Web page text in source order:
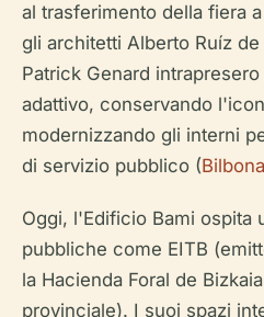
al trasferimento della fiera
gli architetti Alberto Ruíz
Patrick Genard
adattivo, conservando
modernizzando gli interni
di servizio pubblico (
Oggi, l'Edificio Bami ospita
pubbliche come EITB
la Hacienda Foral de
provinciale). I suoi spazi